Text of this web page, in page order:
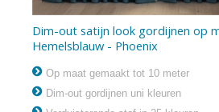
Dim-out satijn look gordijnen op
Hemelsblauw - Phoenix
Op maat gemaakt tot 10 meter
Dim-out gordijnen uni kleuren